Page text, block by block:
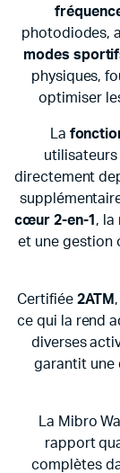
photodiodes,
modes
physiques,
optimiser
La
utilisateurs
directement
cœur 2-en-1 , la
et une gestion
Certifiée2ATM
ce qui la rend
diverses
garantit une
La Mibro
rapport
complètes